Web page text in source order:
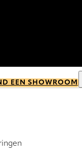
EEN SHOWROOM